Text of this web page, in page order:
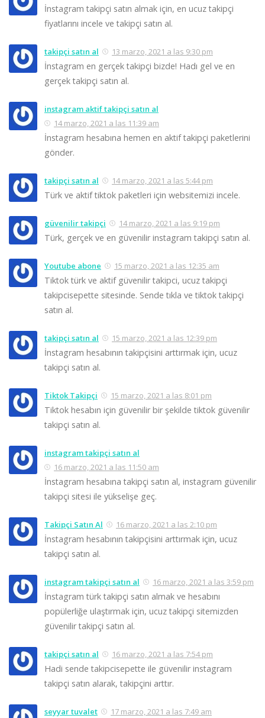
İnstagram takipçi satın almak için, en ucuz takipçi
fiyatlarını incele ve takipçi satın al.
takipçi satın al 13 marzo, 2021 a las 9:30 pm
İnstagram en gerçek takipçi bizde! Hadı gel ve en
gerçek takipçi satın al.
instagram aktif takipçi satın al
14 marzo, 2021 a las 11:39 am
İnstagram hesabına hemen en aktif takipçi paketlerini
gönder.
takipçi satın al 14 marzo, 2021 a las 5:44 pm
Türk ve aktif tiktok paketleri için websitemizi incele.
güvenilir takipçi 14 marzo, 2021 a las 9:19 pm
Türk, gerçek ve en güvenilir instagram takipçi satın al.
Youtube abone 15 marzo, 2021 a las 12:35 am
Tiktok türk ve aktif güvenilir takipci, ucuz takipçi
takipcisepette sitesinde. Sende tıkla ve tiktok takipçi
satın al.
takipçi satın al 15 marzo, 2021 a las 12:39 pm
İnstagram hesabının takipçisini arttırmak için, ucuz
takipçi satın al.
Tiktok Takipçi 15 marzo, 2021 a las 8:01 pm
Tiktok hesabın için güvenilir bir şekilde tiktok güvenilir
takipçi satın al.
instagram takipçi satın al
16 marzo, 2021 a las 11:50 am
İnstagram hesabına takipçi satın al, instagram güvenilir
takipçi sitesi ile yükselişe geç.
Takipçi Satın Al 16 marzo, 2021 a las 2:10 pm
İnstagram hesabının takipçisini arttırmak için, ucuz
takipçi satın al.
instagram takipçi satın al 16 marzo, 2021 a las 3:59 pm
İnstagram türk takipçi satın almak ve hesabını
popülerliğe ulaştırmak için, ucuz takipçi sitemizden
güvenilir takipçi satın al.
takipçi satın al 16 marzo, 2021 a las 7:54 pm
Hadi sende takipcisepette ile güvenilir instagram
takipçi satın alarak, takipçini arttır.
seyyar tuvalet 17 marzo, 2021 a las 7:49 am